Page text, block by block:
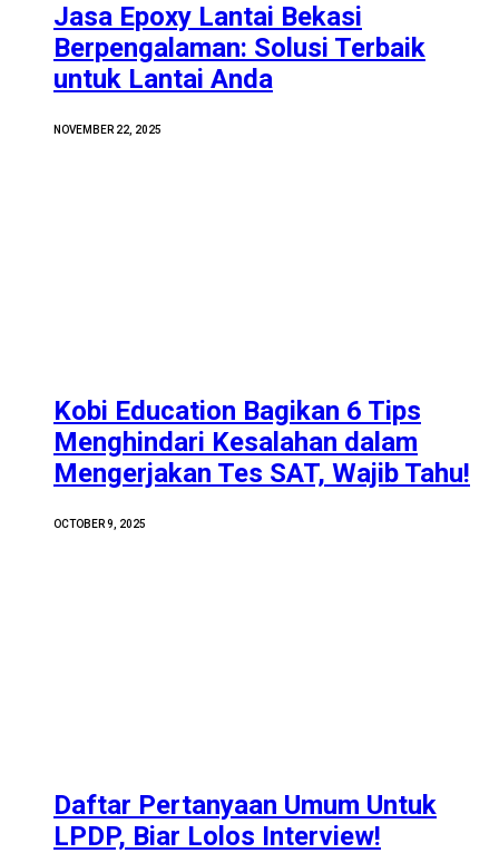
Jasa Epoxy Lantai Bekasi
Berpengalaman: Solusi Terbaik
untuk Lantai Anda
NOVEMBER 22, 2025
Kobi Education Bagikan 6 Tips
Menghindari Kesalahan dalam
Mengerjakan Tes SAT, Wajib Tahu!
OCTOBER 9, 2025
Daftar Pertanyaan Umum Untuk
LPDP, Biar Lolos Interview!